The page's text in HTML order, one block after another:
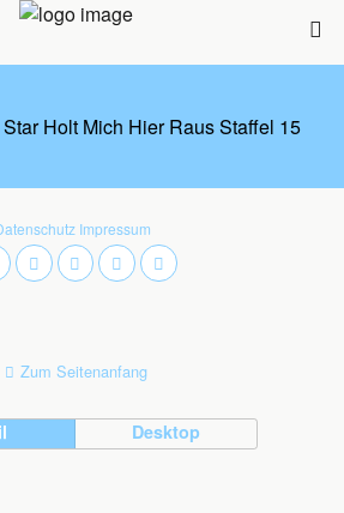
Star Holt Mich Hier Raus Staffel 15
Impressum
Zum Seitenanfang
Desktop